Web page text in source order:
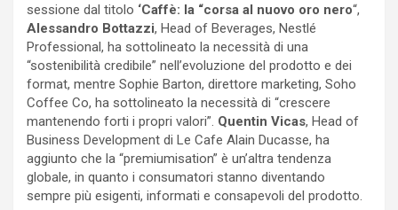
sessione dal titolo ‘Caffè: la “corsa al nuovo oro nero“,
Alessandro Bottazzi, Head of Beverages, Nestlé
Professional, ha sottolineato la necessità di una
“sostenibilità credibile” nell’evoluzione del prodotto e dei
format, mentre Sophie Barton, direttore marketing, Soho
Coffee Co, ha sottolineato la necessità di “crescere
mantenendo forti i propri valori”. Quentin Vicas, Head of
Business Development di Le Cafe Alain Ducasse, ha
aggiunto che la “premiumisation” è un’altra tendenza
globale, in quanto i consumatori stanno diventando
sempre più esigenti, informati e consapevoli del prodotto.